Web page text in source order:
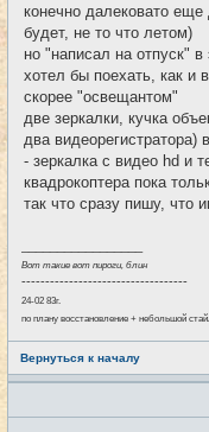
конечно далековато
будет, не то что летом)
но "написал на отпуск" в
хотел бы поехать, как и
скорее "освещантом"
две зеркалки, кучка
два
- зеркалка с видео hd и
квадрокоптера пока
так что сразу пишу, что
Вот такие вот пироги, блин
-----------------------------------
24-02 83г.
по плану восстановление + небольшой
Вернуться к началу